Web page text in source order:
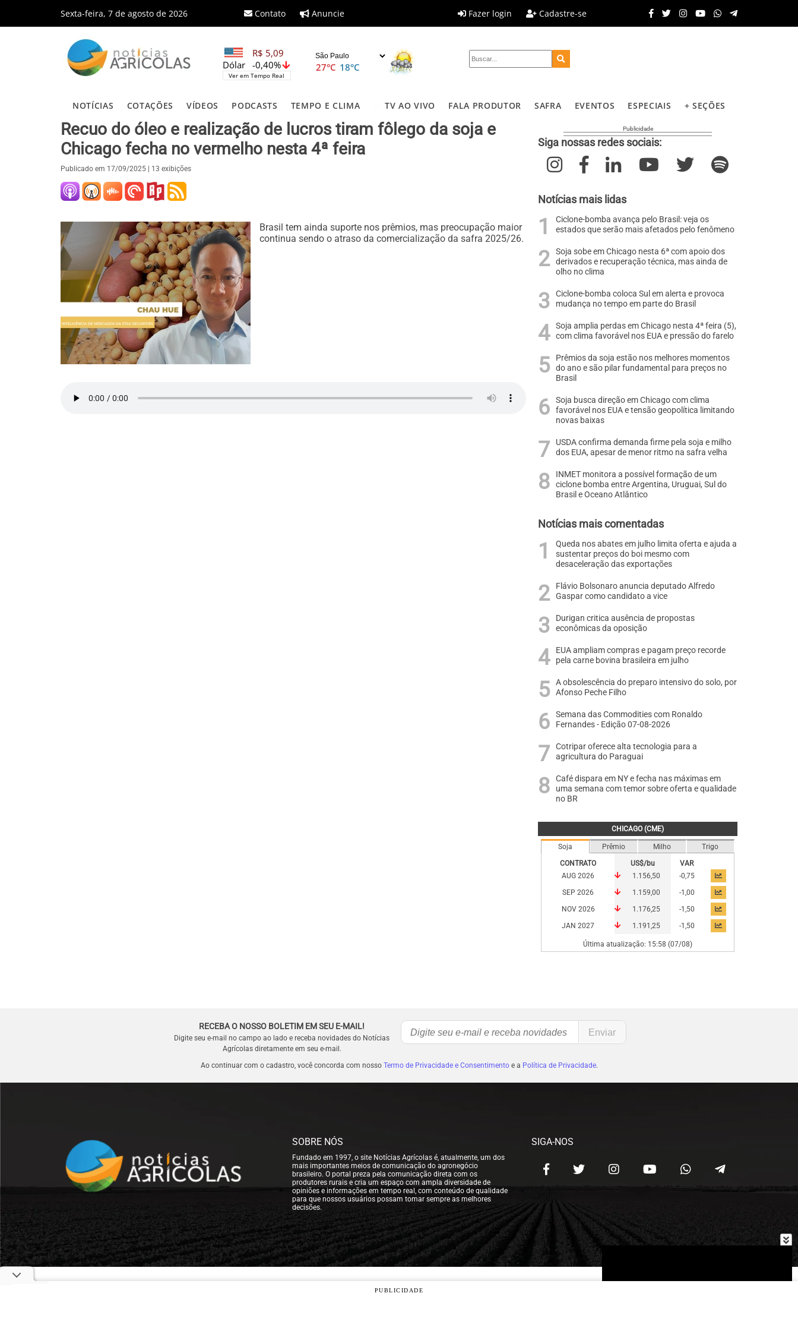
Sexta-feira, 7 de agosto de 2026 Contato Anuncie Fazer login Cadastre-se
R$ 5,09
-0,40%
Dólar
Ver em Tempo Real
27°C 18°C
NOTÍCIAS COTAÇÕES VÍDEOS PODCASTS TEMPO E CLIMA TV AO VIVO FALA PRODUTOR SAFRA EVENTOS ESPECIAIS + SEÇÕES
Recuo do óleo e realização de lucros tiram fôlego da soja e
Chicago fecha no vermelho nesta 4ª feira
Publicado em 17/09/2025 | 13 exibições
Brasil tem ainda suporte nos prêmios, mas preocupação maior
continua sendo o atraso da comercialização da safra 2025/26.
Siga nossas redes sociais:
Notícias mais lidas
Ciclone-bomba avança pelo Brasil: veja os
estados que serão mais afetados pelo fenômeno
Soja sobe em Chicago nesta 6ª com apoio dos
derivados e recuperação técnica, mas ainda de
olho no clima
Ciclone-bomba coloca Sul em alerta e provoca
mudança no tempo em parte do Brasil
Soja amplia perdas em Chicago nesta 4ª feira (5),
com clima favorável nos EUA e pressão do farelo
Prêmios da soja estão nos melhores momentos
do ano e são pilar fundamental para preços no
Brasil
Soja busca direção em Chicago com clima
favorável nos EUA e tensão geopolítica limitando
novas baixas
USDA confirma demanda firme pela soja e milho
dos EUA, apesar de menor ritmo na safra velha
INMET monitora a possível formação de um
ciclone bomba entre Argentina, Uruguai, Sul do
Brasil e Oceano Atlântico
Notícias mais comentadas
Queda nos abates em julho limita oferta e ajuda a
sustentar preços do boi mesmo com
desaceleração das exportações
Flávio Bolsonaro anuncia deputado Alfredo
Gaspar como candidato a vice
Durigan critica ausência de propostas
econômicas da oposição
EUA ampliam compras e pagam preço recorde
pela carne bovina brasileira em julho
A obsolescência do preparo intensivo do solo, por
Afonso Peche Filho
Semana das Commodities com Ronaldo
Fernandes - Edição 07-08-2026
Cotripar oferece alta tecnologia para a
agricultura do Paraguai
Café dispara em NY e fecha nas máximas em
uma semana com temor sobre oferta e qualidade
no BR
CHICAGO (CME)
Soja Prêmio Milho
Trigo
CONTRATO
US$/bu
VAR
AUG 2026
1.156,50
-0,75
SEP 2026
1.159,00
-1,00
NOV 2026
1.176,25
-1,50
JAN 2027
1.191,25 -1,50
Última atualização: 15:58 (07/08)
RECEBA O NOSSO BOLETIM EM SEU E-MAIL!
Digite seu e-mail no campo ao lado e receba novidades do Notícias
Agrícolas diretamente em seu e-mail.
Ao continuar com o cadastro, você concorda com nosso Termo de Privacidade e Consentimentoe a Política de Privacidade.
SOBRE NÓS
Fundado em 1997, o site Notícias Agrícolas é, atualmente, um dos
mais importantes meios de comunicação do agronegócio
brasileiro. O portal preza pela comunicação direta com os
produtores rurais e cria um espaço com ampla diversidade de
opiniões e informações em tempo real, com conteúdo de qualidade
para que nossos usuários possam tomar sempre as melhores
decisões.
SIGA-NOS
PUBLICIDADE